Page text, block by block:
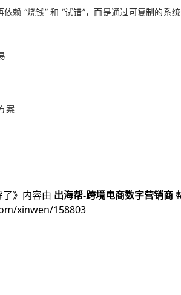
“烧钱” 和 “试错”，而是通过可复制的系
案
》内容由 出海帮-跨境电商数字营销商
xinwen/158803